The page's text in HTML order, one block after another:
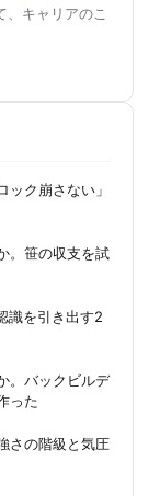
、キャリアのこ
ク崩さない」
。笹の収支を試
識を引き出す2
。バックビルデ
った
さの階級と気圧